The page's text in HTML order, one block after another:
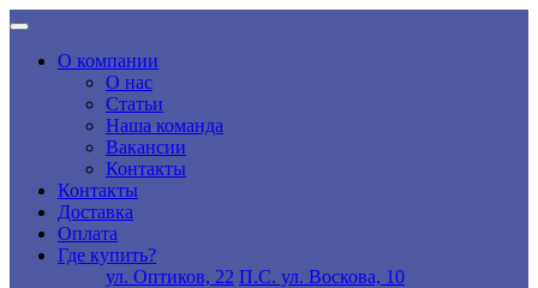
О компании
О нас
Статьи
Наша команда
Вакансии
Контакты
Контакты
Доставка
Оплата
Где купить?
ул. Оптиков, 22 П.С. ул. Воскова, 10